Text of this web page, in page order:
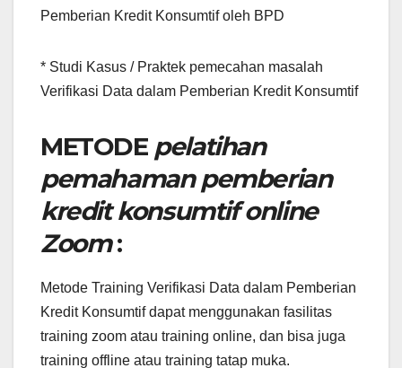
Pemberian Kredit Konsumtif oleh BPD
* Studi Kasus / Praktek pemecahan masalah
Verifikasi Data dalam Pemberian Kredit Konsumtif
METODE pelatihan
pemahaman pemberian
kredit konsumtif online
Zoom:
Metode Training Verifikasi Data dalam Pemberian
Kredit Konsumtif dapat menggunakan fasilitas
training zoom atau training online, dan bisa juga
training offline atau training tatap muka.